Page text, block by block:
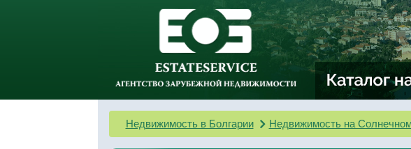
Недвижимость в Болгарии Недвижимость на